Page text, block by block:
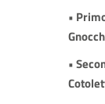
•
•